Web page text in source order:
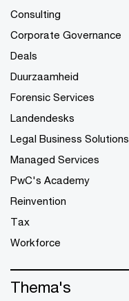
Consulting
Corporate Governance
Deals
Duurzaamheid
Forensic Services
Landendesks
Legal Business Solutions
Managed Services
PwC's Academy
Reinvention
Tax
Workforce
Thema's